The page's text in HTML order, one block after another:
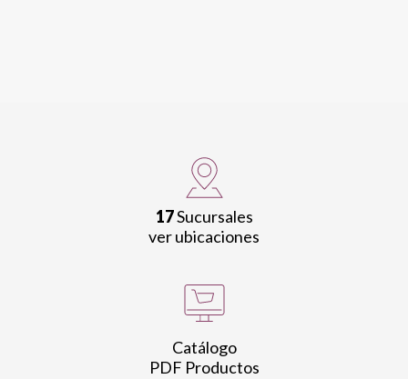
17Sucursales
ver ubicaciones
Catálogo
PDF Productos